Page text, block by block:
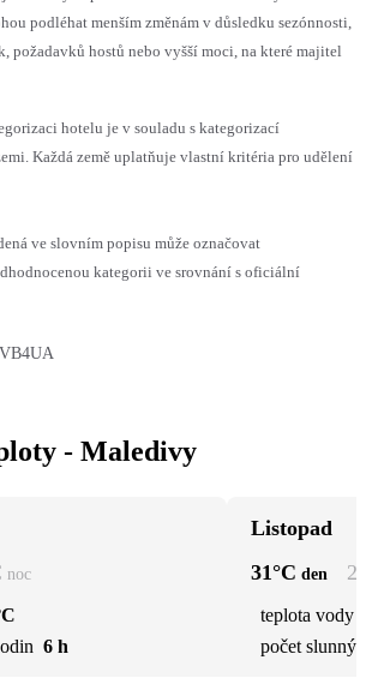
podléhat menším změnám v důsledku sezónnosti,
požadavků hostů nebo vyšší moci, na které majitel
hotelu je v souladu s kategorizací
Každá země uplatňuje vlastní kritéria pro udělení
ve slovním popisu může označovat
kategorii ve srovnání s oficiální
- Maledivy
noc
6 h
Listopad
31°C den
teplota vody
počet